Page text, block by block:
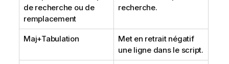
de recherche ou de
remplacement
recherche.
Maj+Tabulation
Met en retrait négatif
une ligne dans le script.